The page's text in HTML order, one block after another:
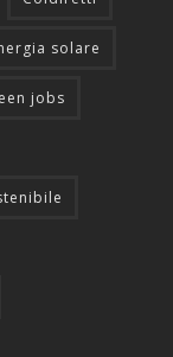
solare
jobs